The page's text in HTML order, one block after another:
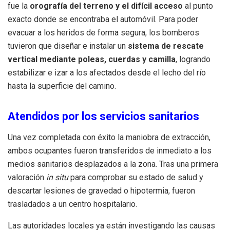
fue la orografía del terreno y el difícil acceso al punto
exacto donde se encontraba el automóvil. Para poder
evacuar a los heridos de forma segura, los bomberos
tuvieron que diseñar e instalar un sistema de rescate
vertical mediante poleas, cuerdas y camilla, logrando
estabilizar e izar a los afectados desde el lecho del río
hasta la superficie del camino.
Atendidos por los servicios sanitarios
Una vez completada con éxito la maniobra de extracción,
ambos ocupantes fueron transferidos de inmediato a los
medios sanitarios desplazados a la zona. Tras una primera
valoración in situpara comprobar su estado de salud y
descartar lesiones de gravedad o hipotermia, fueron
trasladados a un centro hospitalario.
Las autoridades locales ya están investigando las causas